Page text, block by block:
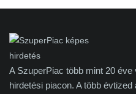
A SzuperPiac több mint 20
hirdetési piacon. A több